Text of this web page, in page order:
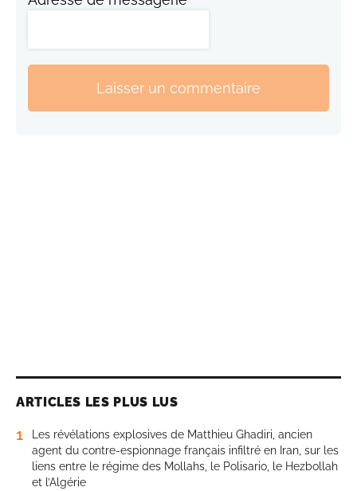
Laisser un commentaire
ARTICLES LES PLUS LUS
1
Les révélations explosives de Matthieu Ghadiri, ancien
agent du contre-espionnage français infiltré en Iran, sur les
liens entre le régime des Mollahs, le Polisario, le Hezbollah
et l’Algérie